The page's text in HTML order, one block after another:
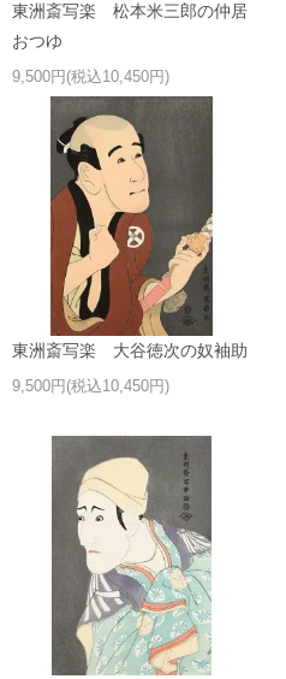
東洲斎写楽 松本米三郎の仲居
おつゆ
9,500円(税込10,450円)
東洲斎写楽 大谷徳次の奴袖助
9,500円(税込10,450円)